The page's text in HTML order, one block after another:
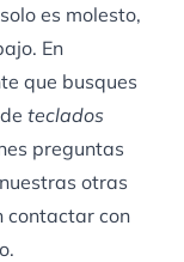
es molesto,
En
que busques
teclados
preguntas
otras
contactar con